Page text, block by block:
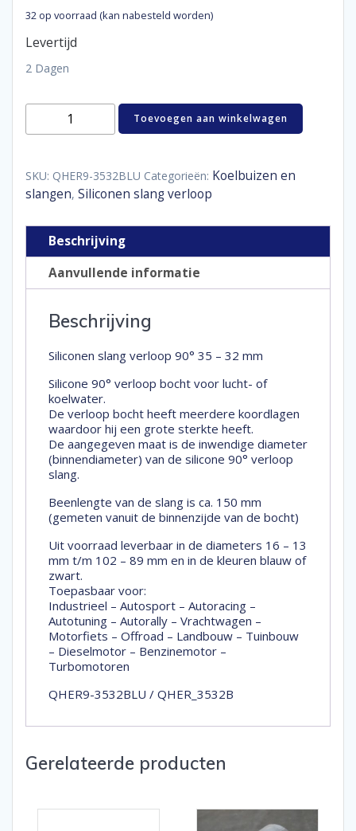
32 op voorraad (kan nabesteld worden)
Levertijd
2 Dagen
Siliconen
35
-
mm
aantal
Toevoegen aan winkelwagen
SKU: QHER9-3532BLU Categorieën: Koelbuizen en
slangen, Siliconen slang verloop
Beschrijving
Aanvullende informatie
Beschrijving
Siliconen slang verloop 90° 35 – 32 mm
Silicone 90° verloop bocht voor lucht- of
koelwater.
De verloop bocht heeft meerdere koordlagen
waardoor hij een grote sterkte heeft.
De aangegeven maat is de inwendige diameter
(binnendiameter) van de silicone 90° verloop
slang.
Beenlengte van de slang is ca. 150 mm
(gemeten vanuit de binnenzijde van de bocht)
Uit voorraad leverbaar in de diameters 16 – 13
mm t/m 102 – 89 mm en in de kleuren blauw of
zwart.
Toepasbaar voor:
Industrieel – Autosport – Autoracing –
Autotuning – Autorally – Vrachtwagen –
Motorfiets – Offroad – Landbouw – Tuinbouw
– Dieselmotor – Benzinemotor –
Turbomotoren
QHER9-3532BLU / QHER_3532B
Gerelateerde producten